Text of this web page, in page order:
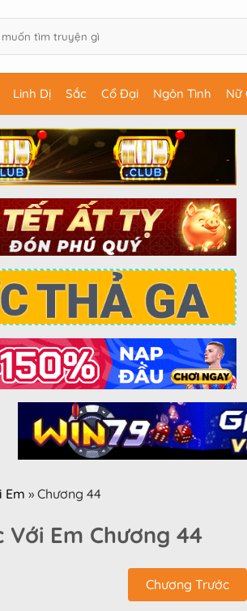
Linh Dị Sắc Cổ Đại Ngôn Tình Nữ
Em » Chương 44
Với Em Chương 44
Chương Trước